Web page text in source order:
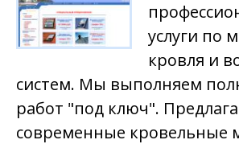
услуги по
кровля и
систем. Мы выполняем
работ "под ключ".
современные кровельные